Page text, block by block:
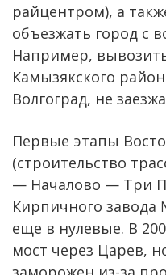
райцентром), а
объезжать город с
Например,
Камызякского
Волгоград, не
Первые этапы
(строительство
— Началово — Три
Кирпичного
еще в нулевые. В
мост через Царев,